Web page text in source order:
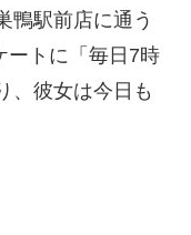
鴨駅前店に通う
ートに「毎日7時
、彼女は今日も